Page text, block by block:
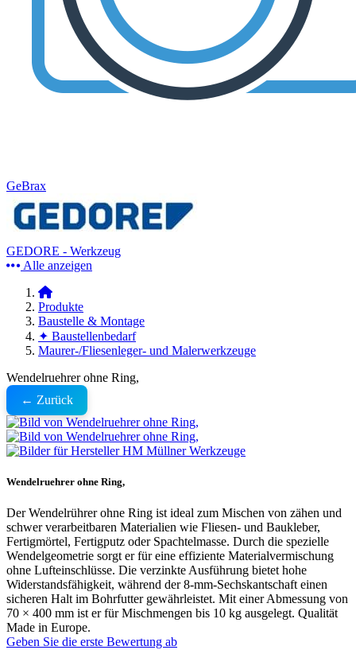
GeBrax
GEDORE - Werkzeug
Alle anzeigen
Produkte
Baustelle & Montage
✦ Baustellenbedarf
Maurer-/Fliesenleger- und Malerwerkzeuge
Wendelruehrer ohne Ring,
← Zurück
Wendelruehrer ohne Ring,
Der Wendelrührer ohne Ring ist ideal zum Mischen von zähen und
schwer verarbeitbaren Materialien wie Fliesen- und Baukleber,
Fertigmörtel, Fertigputz oder Spachtelmasse. Durch die spezielle
Wendelgeometrie sorgt er für eine effiziente Materialvermischung
ohne Lufteinschlüsse. Die verzinkte Ausführung bietet hohe
Widerstandsfähigkeit, während der 8-mm-Sechskantschaft einen
sicheren Halt im Bohrfutter gewährleistet. Mit einer Abmessung von
70 × 400 mm ist er für Mischmengen bis 10 kg ausgelegt. Qualität
Made in Europe.
Geben Sie die erste Bewertung ab